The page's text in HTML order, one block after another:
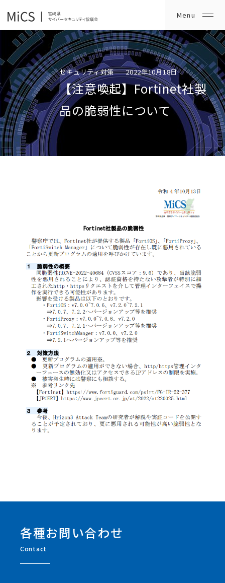
セキュリティ対策 2022年10月18日
【注意喚起】Fortinet社製
品の脆弱性について
各種お問い合わせ
Contact